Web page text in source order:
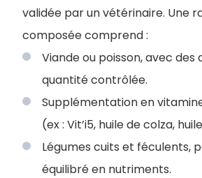
validée par un vétérinaire. Une
composée comprend :
Viande ou poisson, avec des
quantité contrôlée.
Supplémentation en
(ex : Vit’i5, huile de colza,
Légumes cuits et féculents,
équilibré en nutriments.